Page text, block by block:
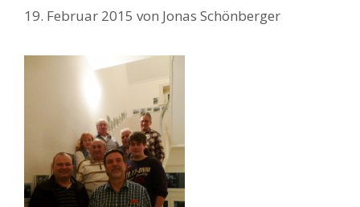
19. Februar 2015 von Jonas Schönberger